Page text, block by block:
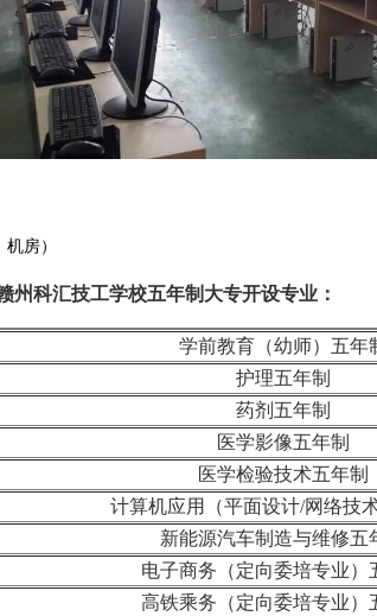
房）
州科汇技工学校五年制大专开设专业：
学前教育（幼师）五年
护理五年制
药剂 五年制
医学影像五年制
医学检验技术五年制
计算机应用（平面设计/网络技术
新能源汽车制造与维修五
电子商务（定向委培专业）
高铁乘务（定向委培专业）